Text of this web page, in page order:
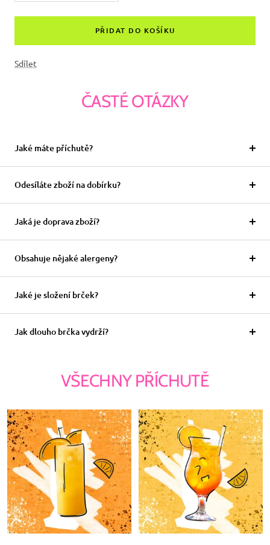
PŘIDAT DO KOŠÍKU
Sdílet
ČASTÉ OTÁZKY
Jaké máte příchutě?
Odesíláte zboží na dobírku?
Jaká je doprava zboží?
Obsahuje nějaké alergeny?
Jaké je složení brček?
Jak dlouho brčka vydrží?
VŠECHNY PŘÍCHUTĚ